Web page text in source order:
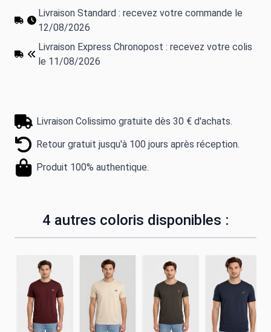
Livraison Standard : recevez votre commande le
12/08/2026
Livraison Express Chronopost : recevez votre colis
le 11/08/2026
Livraison Colissimo gratuite dès 30 € d'achats.
Retour gratuit jusqu'à 100 jours après réception.
Produit 100% authentique.
4 autres coloris disponibles :